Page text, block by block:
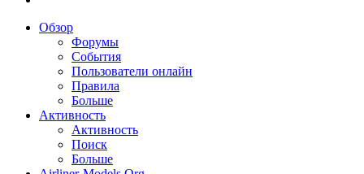
Обзор
Форумы
События
Пользователи онлайн
Правила
Больше
Активность
Активность
Поиск
Больше